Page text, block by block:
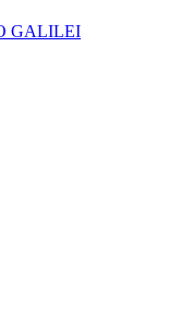
GALILEI